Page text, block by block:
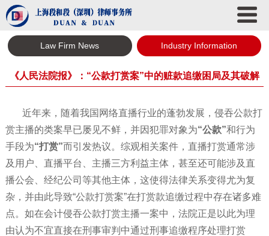
Law Firm News Industry Information
《人民法院报》：“公款打赏案”中的赃款追缴困局及其破解
近年来，随着我国网络直播行业的蓬勃发展，侵吞公款打
赏主播的类案早已屡见不鲜，并因犯罪对象为“公款”和行为
手段为“打赏”而引发热议。综观相关案件，直播打赏通常涉
及用户、直播平台、主播三方利益主体，甚至还可能涉及直
播公会、经纪公司等其他主体，这使得法律关系变得尤为复
杂，并由此导致“公款打赏案”在打赏款追缴过程中存在诸多难
点。如在会计侵吞公款打赏主播一案中，法院正是以此为理
由认为不宜直接在刑事审判中通过刑事追缴程序处理打赏